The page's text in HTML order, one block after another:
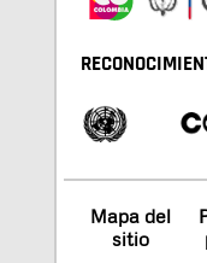
Mapa del
sitio